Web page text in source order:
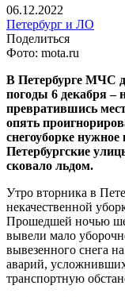
06.12.2022
Петербург и ЛО
Поделиться
Фото: mota.ru
В Петербурге МЧС
погоды 6 декабря –
превратившись
опять
снегоуборке нужное
Петербургские
сковало льдом.
Утро вторника в
некачественной
Прошедшей ночью
вывели мало
вывезенного снега
аварий,
транспортную